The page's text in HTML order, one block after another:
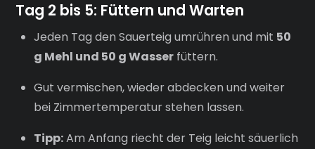
Tag 2 bis 5: Füttern und Warten
Jeden Tag den Sauerteig umrühren und mit 50
g Mehl und 50 g Wasser füttern.
Gut vermischen, wieder abdecken und weiter
bei Zimmertemperatur stehen lassen.
Tipp:Am Anfang riecht der Teig leicht säuerlich